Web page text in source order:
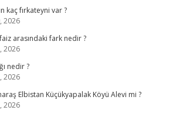
kaç fırkateyni var ?
2026
arasındaki fark nedir ?
2026
nedir ?
2026
Elbistan Küçükyapalak Köyü Alevi mi ?
2026